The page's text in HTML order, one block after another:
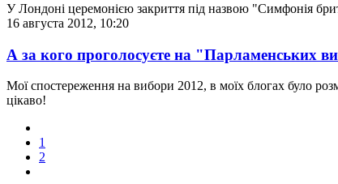
У Лондоні церемонією закриття під назвою "Симфонія
16 августа 2012, 10:20
А за кого проголосуєте на "Парламенських
Мої спостереження на вибори 2012, в моїх блогах було
цікаво!
1
2